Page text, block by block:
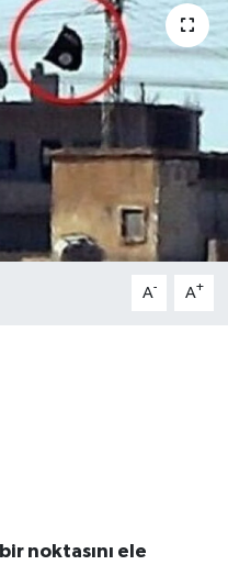
A- A+
noktasını ele